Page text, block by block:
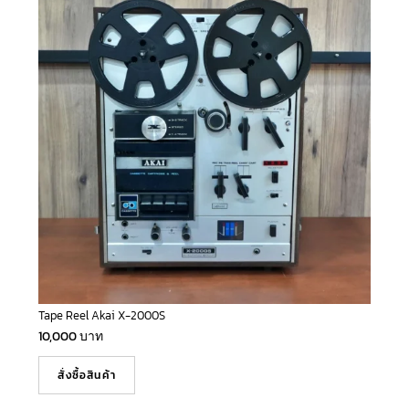
Tape Reel Akai X-2000S
10,000บาท
สั่งซื้อสินค้า